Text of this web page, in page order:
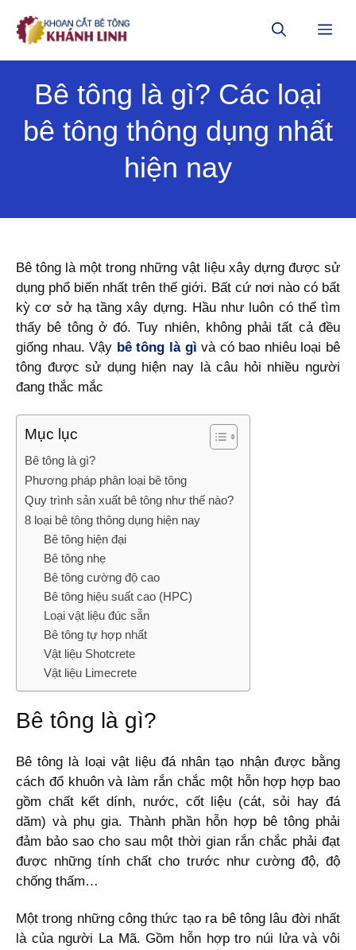
đến
Bê tông là gì? Các loại
bê tông thông dụng nhất
hiện nay
Bê tông là một trong những vật liệu xây dựng được sử
dụng phổ biến nhất trên thế giới. Bất cứ nơi nào có bất
kỳ cơ sở hạ tầng xây dựng. Hầu như luôn có thể tìm
thấy bê tông ở đó. Tuy nhiên, không phải tất cả đều
giống nhau. Vậy bê tông là gì và có bao nhiêu loại bê
tông được sử dụng hiện nay là câu hỏi nhiều người
đang thắc mắc
Mục lục
Bê tông là gì?
Phương pháp phân loại bê tông
Quy trình sản xuất bê tông như thế nào?
8 loại bê tông thông dụng hiện nay
Bê tông hiện đại
Bê tông nhẹ
Bê tông cường độ cao
Bê tông hiệu suất cao (HPC)
Loại vật liệu đúc sẵn
Bê tông tự hợp nhất
Vật liệu Shotcrete
Vật liệu Limecrete
Bê tông là gì?
Bê tông là loại vật liệu đá nhân tạo nhận được bằng
cách đổ khuôn và làm rắn chắc một hỗn hợp hợp bao
gồm chất kết dính, nước, cốt liệu (cát, sỏi hay đá
dăm) và phụ gia. Thành phần hỗn hợp bê tông phải
đảm bảo sao cho sau một thời gian rắn chắc phải đạt
được những tính chất cho trước như cường độ, độ
chống thấm…
Một trong những công thức tạo ra bê tông lâu đời nhất
là của người La Mã. Gồm hỗn hợp tro núi lửa và vôi